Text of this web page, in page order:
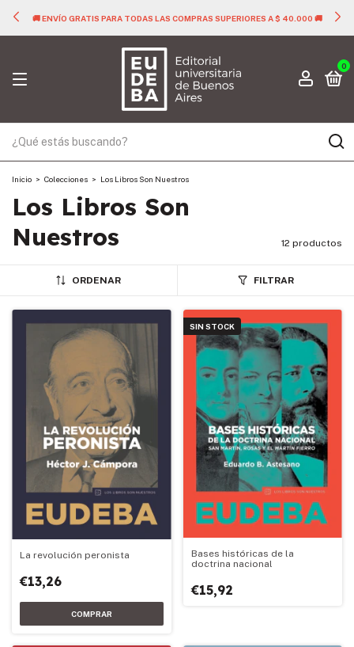
🚚 ENVÍO GRATIS PARA TODAS LAS COMPRAS SUPERIORES A $ 40.000 🚚
0
Inicio > Colecciones > Los Libros Son Nuestros
Los Libros Son
Nuestros
12 productos
ORDENAR FILTRAR
La revolución peronista
€13,26
SIN STOCK
Bases históricas de la
doctrina nacional
€15,92